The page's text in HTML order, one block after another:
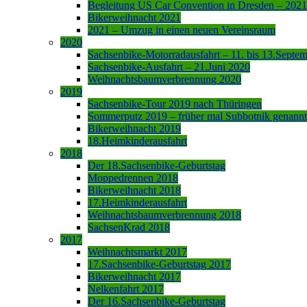
Begleitung US Car Convention in Dresden – 2021
Bikerweihnacht 2021
2021 – Umzug in einen neuen Vereinsraum
2020
Sachsenbike-Motorradausfahrt – 11. bis
Sachsenbike-Ausfahrt – 21.Juni 2020
Weihnachtsbaumverbrennung 2020
2019
Sachsenbike-Tour 2019 nach Thüringen
Sommerputz 2019 – früher mal Subbotnik genannt
Bikerweihnacht 2019
18.Heimkinderausfahrt
2018
Der 18.Sachsenbike-Geburtstag
Moppedrennen 2018
Bikerweihnacht 2018
17.Heimkinderausfahrt
Weihnachtsbaumverbrennung 2018
SachsenKrad 2018
2017
Weihnachtsmarkt 2017
17.Sachsenbike-Geburtstag 2017
Bikerweihnacht 2017
Nelkenfahrt 2017
Der 16.Sachsenbike-Geburtstag